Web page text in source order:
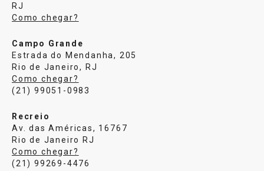
RJ
Como chegar?
Campo Grande
Estrada do Mendanha, 205
Rio de Janeiro, RJ
Como chegar?
(21) 99051-0983
Recreio
Av. das Américas, 16767
Rio de Janeiro RJ
Como chegar?
(21) 99269-4476